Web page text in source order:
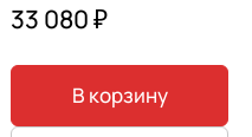
33 080 ₽
В корзину